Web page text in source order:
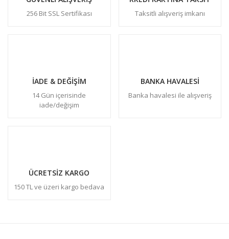
256 Bit SSL Sertifikası Taksitli alışveriş imkanı
İADE & DEĞİŞİM
14 Gün içerisinde
iade/değişim
BANKA HAVALESİ
Banka havalesi ile alışveriş
ÜCRETSİZ KARGO
150 TL ve üzeri kargo bedava